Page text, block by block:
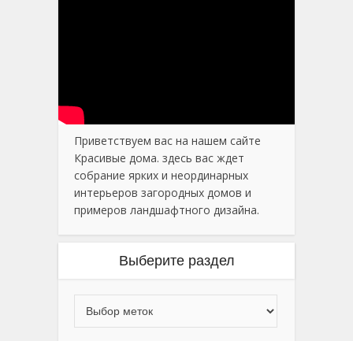
Приветствуем вас на нашем сайте
Красивые дома. здесь вас ждет
собрание ярких и неординарных
интерьеров загородных домов и
примеров ландшафтного дизайна.
Выберите раздел